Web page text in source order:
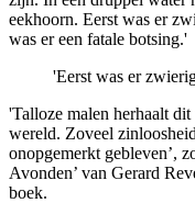
eekhoorn. Eerst was er
was er een fatale botsing.'
'Eerst was er
'Talloze malen herhaalt
wereld. Zoveel
onopgemerkt gebleven’,
Avonden’ van Gerard
boek.